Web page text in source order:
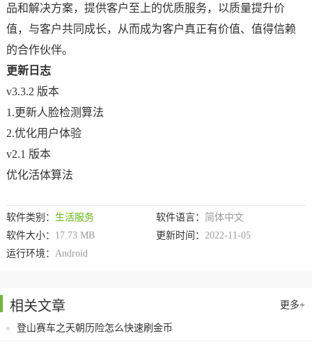
品和解决方案，提供客户至上的优质服务，以质量提升价
值，与客户共同成长，从而成为客户真正有价值、值得信赖
的合作伙伴。
更新日志
v3.3.2 版本
1.更新人脸检测算法
2.优化用户体验
v2.1 版本
优化活体算法
软件类别： 生活服务 软件语言： 简体中文
软件大小： 17.73 MB 更新时间： 2022-11-05
运行环境： Android
相关文章 更多+
登山赛车之天朝历险怎么快速刷金币